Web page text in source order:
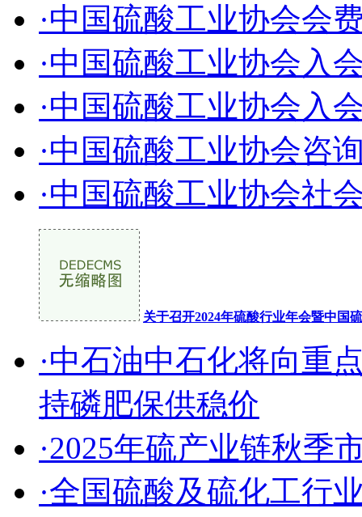
·中国硫酸工业协会会
·中国硫酸工业协会入
·中国硫酸工业协会入
·中国硫酸工业协会咨
·中国硫酸工业协会社
关于召开2024年硫酸行业年会暨中国
·中石油中石化将向重
持磷肥保供稳价
·2025年硫产业链秋季
·全国硫酸及硫化工行